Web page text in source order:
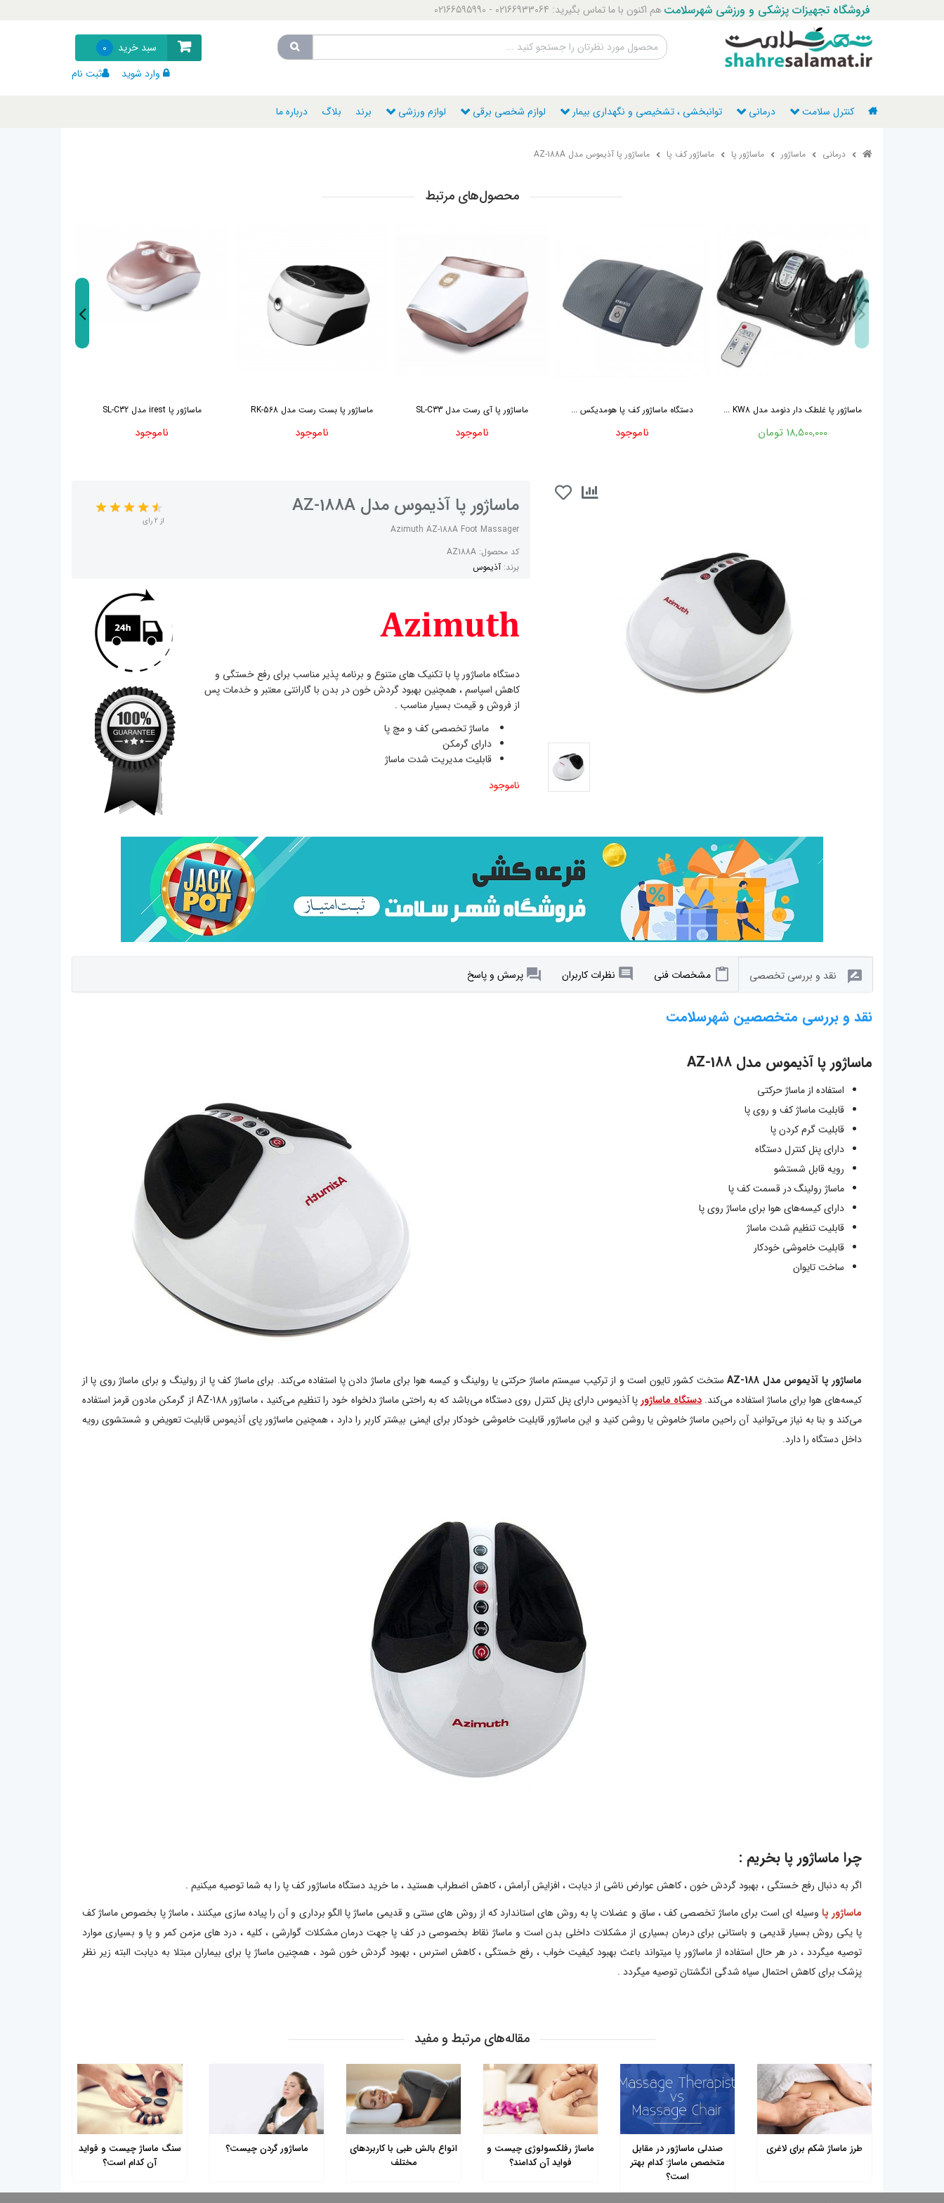
فروشگاه تجهیزات پزشکی و ورزشی شهرسلامت هم اکنون با ما تماس بگیرید: 02166933064 - 02166595990
سبد خرید
0
وارد شوید
ثبت نام
کنترل سلامت درمانی توانبخشی ، تشخیصی و نگهداری بیمار لوازم شخصی برقی لوازم ورزشی برند بلاگ درباره ما
درمانی ماساژور ماساژور پا ماساژور کف پا ماساژور پا آذیموس مدل AZ-188A
محصول‌های مرتبط
ماساژور پا irest مدل SL-C32
ناموجود
ماساژور پا بست رست مدل RK-568
ناموجود
ماساژور پا آی رست مدل SL-C33
ناموجود
دستگاه ماساژور کف پا هومدیکس ...
ناموجود
ماساژور پا غلطک دار دنومد مدل KW8 ...
18,500,000 تومان
ماساژور پا آذیموس مدل AZ-188A
Azimuth AZ-188A Foot Massager
کد محصول:AZ188A
برند:آذیموس
از 2 رای
دستگاه ماساژور پا با تکنیک های متنوع و برنامه پذیر مناسب برای رفع خستگی و
کاهش اسپاسم ، همچنین بهبود گردش خون در بدن با گارانتی معتبر و خدمات پس
از فروش و قیمت بسیار مناسب .
ماساژ تخصصی کف و مچ پا
دارای گرمکن
قابلیت مدیریت شدت ماساژ
ناموجود
نقد و بررسی تخصصی مشخصات فنی نظرات کاربران پرسش و پاسخ
نقد و بررسی متخصصین شهرسلامت
ماساژور پا آذیموس مدل AZ-188
استفاده از ماساژ حرکتی
قابلیت ماساژ کف و روی پا
قابلیت گرم کردن پا
دارای پنل کنترل دستگاه
رویه قابل شستشو
ماساژ رولینگ در قسمت کف پا
دارای کیسه‌های هوا برای ماساژ روی پا
قابلیت تنظیم شدت ماساژ
قابلیت خاموشی خودکار
ساخت تایوان
ماساژور پا آذیموس مدل AZ-188
ستخت کشور تایون است و از ترکیب سیستم ماساژ حرکتی یا رولینگ و کیسه هوا برای ماساژ دادن پا استفاده می‌کند. برای ماساژ کف پا از رولینگ و برای ماساژ روی پا از
کیسه‌های هوا برای ماساژ استفاده می‌کند.دستگاه ماساژور
پا آذیموس دارای پنل کنترل روی دستگاه می‌باشد که به راحتی ماساژ دلخواه خود را تنظیم می‌کنید ، ماساژور AZ-188 از گرمکن مادون قرمز استفاده
می‌کند و بنا به نیاز می‌توانید آن راحین ماساژ خاموش یا روشن کنید و این ماساژور قابلیت خاموشی خودکار برای ایمنی بیشتر کاربر را دارد ، همچنین ماساژور پای آذیموس قابلیت تعویض و شستشوی رویه
داخل دستگاه را دارد.
چرا ماساژور پا بخریم :
اگر به دنبال رفع خستگی ، بهبود گردش خون ، کاهش عوارض ناشی از دیابت ، افزایش آرامش ، کاهش اضطراب هستید ، ما خرید دستگاه ماساژور کف پا را به شما توصیه میکنیم .
ماساژور پا وسیله ای است برای ماساژ تخصصی کف ، ساق و عضلات پا به روش های استاندارد که از روش های سنتی و قدیمی ماساژ پا الگو برداری و آن را پیاده سازی میکنند ، ماساژ پا بخصوص ماساژ کف
پا یکی روش بسیار قدیمی و باستانی برای درمان بسیاری از مشکلات داخلی بدن است و ماساژ نقاط بخصوصی در کف پا جهت درمان مشکلات گوارشی ، کلیه ، درد های مزمن کمر و پا و بسیاری موارد
توصیه میگردد ، در هر حال استفاده از ماساژور پا میتواند باعث بهبود کیفیت خواب ، رفع خستگی ، کاهش استرس ، بهبود گردش خون شود ، همچنین ماساژ پا برای بیماران مبتلا به دیابت البته زیر نظر
پزشک برای کاهش احتمال سیاه شدگی انگشتان توصیه میگردد .
مقاله‌های مرتبط و مفید
طرز ماساژ شکم برای لاغری
صندلی ماساژور در مقابل
متخصص ماساژ: کدام بهتر
است؟
ماساژ رفلکسولوژی چیست و
فواید آن کدامند؟
انواع بالش طبی با کاربردهای
مختلف
ماساژور گردن چیست؟
سنگ ماساژ چیست و فواید
آن کدام است؟